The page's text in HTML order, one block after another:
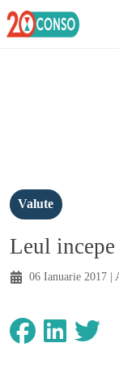
Valute
Leul incepe
06 Ianuarie 2017 |